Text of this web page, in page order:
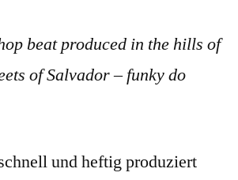
beat produced in the hills of
of Salvador – funky do
und heftig produziert